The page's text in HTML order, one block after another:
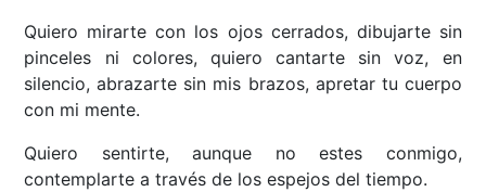
Quiero mirarte con los ojos cerrados, dibujarte sin
pinceles ni colores, quiero cantarte sin voz, en
silencio, abrazarte sin mis brazos, apretar tu cuerpo
con mi mente.
Quiero sentirte, aunque no estes conmigo,
contemplarte a través de los espejos del tiempo.